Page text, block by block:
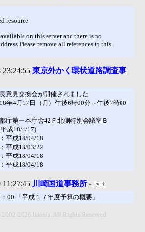
resource
on this server and there is no
remove all references to this
23:24:55 東京外かく環状道路調査事
意見交換会が開催されました
年4月17日（月）午後6時00分～午後7時00
庁第一本庁舎42Ｆ北側特別会議室Ｂ
成18/4/17)
平成18/04/18
平成18/03/22
平成18/04/18
平成18/04/18
11:27:45 川崎国道事務所
00 「平成１７年度予算の概要」
2026 hatena. All Rights Reserved.